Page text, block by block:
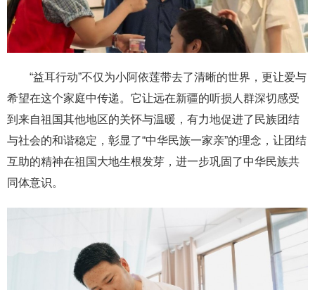
“益耳行动”不仅为小阿依莲带去了清晰的世界，更让爱与
希望在这个家庭中传递。它让远在新疆的听损人群深切感受
到来自祖国其他地区的关怀与温暖，有力地促进了民族团结
与社会的和谐稳定，彰显了“中华民族一家亲”的理念，让团结
互助的精神在祖国大地生根发芽，进一步巩固了中华民族共
同体意识。